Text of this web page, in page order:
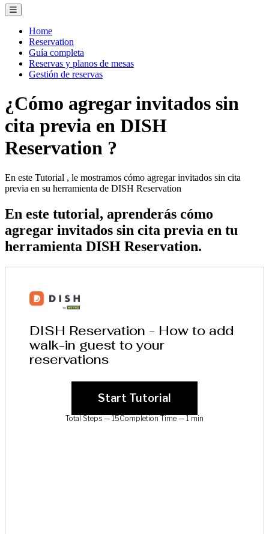
Home
Reservation
Guía completa
Reservas y planos de mesas
Gestión de reservas
¿Cómo agregar invitados sin
cita previa en DISH
Reservation ?
En este Tutorial , le mostramos cómo agregar invitados sin cita
previa en su herramienta de DISH Reservation
En este tutorial, aprenderás cómo
agregar invitados sin cita previa en tu
herramienta DISH Reservation.